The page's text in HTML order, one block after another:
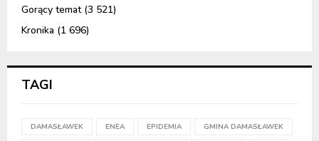
Gorący temat(3 521)
Kronika (1 696)
TAGI
DAMASŁAWEK ENEA EPIDEMIA GMINA DAMASŁAWEK